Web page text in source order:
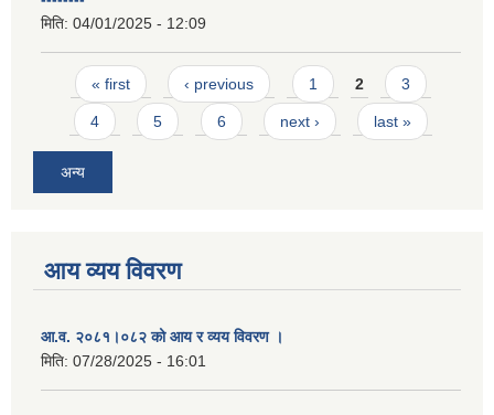
मिति: 04/01/2025 - 12:09
Pages
« first ‹ previous 1 2 3
4 5 6 next › last »
अन्य
आय व्यय विवरण
आ.व. २०८१।०८२ को आय र व्यय विवरण ।
मिति: 07/28/2025 - 16:01